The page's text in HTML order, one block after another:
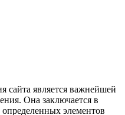
сайта является важнейшей
Она заключается в
элементов